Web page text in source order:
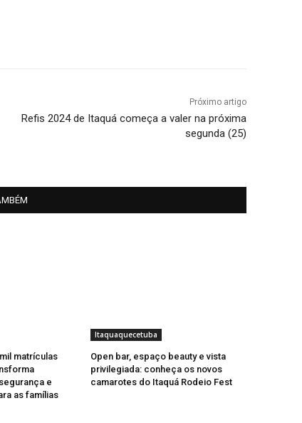
Próximo artigo
Refis 2024 de Itaquá começa a valer na próxima
segunda (25)
matrículas
e
as famílias
Itaquaquecetuba
Open bar, espaço beauty e vista
privilegiada: conheça os novos
camarotes do Itaquá Rodeio Fest